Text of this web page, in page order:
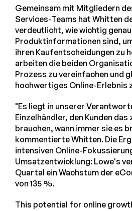
Gemeinsam mit Mitgliedern
Services-Teams hat Whitten
verdeutlicht, wie wichtig
Produktinformationen sind,
ihren Kaufentscheidungen zu
arbeiten die beiden
Prozess zu vereinfachen und
hochwertiges Online-Erlebnis
"Es liegt in unserer
Einzelhändler, den Kunden das
brauchen, wann immer sie es
kommentierte Whitten. Die
intensiven Online-
Umsatzentwicklung: Lowe's
Quartal ein Wachstum der
von 135 %.
This potential for online